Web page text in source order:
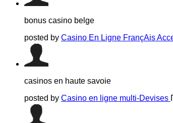
bonus casino belge
posted by Casino En Ligne FrançAis
casinos en haute savoie
posted by Casino en ligne multi-Devises